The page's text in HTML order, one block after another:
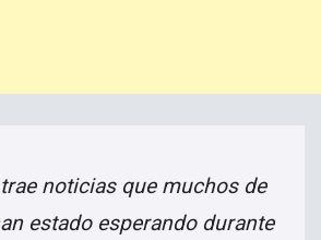
noticias que muchos de
estado esperando durante